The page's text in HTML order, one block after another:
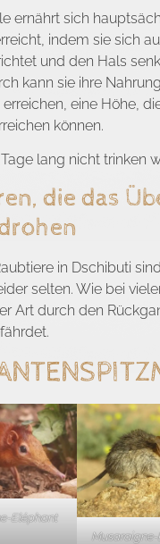
ernährt sich
indem sie sich
und den Hals
kann sie ihre
eine Höhe,
können.
lang nicht trinken
die das
in Dschibuti
selten. Wie bei
Art durch den
Eléphant